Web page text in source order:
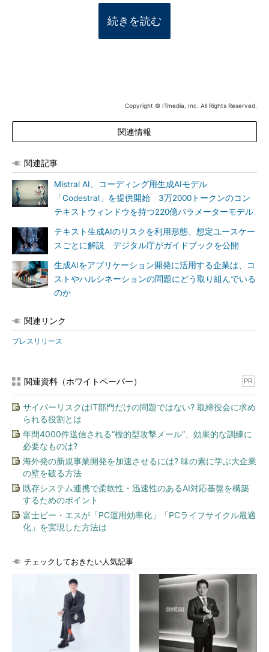
続きを読む
Copyright © ITmedia, Inc. All Rights Reserved.
関連情報
関連記事
Mistral AI、コーディング用生成AIモデル
「Codestral」を提供開始 3万2000トークンのコン
テキストウィンドウを持つ220億パラメーターモデル
テキスト生成AIのリスクを利用形態、想定ユースケー
スごとに解説 デジタル庁がガイドブックを公開
生成AIをアプリケーション開発に活用する企業は、コ
ストやハルシネーションの問題にどう取り組んでいる
のか
関連リンク
プレスリリース
関連資料（ホワイトペーパー） PR
サイバーリスクはIT部門だけの問題ではない? 取締役会に求め
られる役割とは
年間4000件送信される“標的型攻撃メール”、効果的な訓練に
必要なものは?
海外発の新規事業開発を加速させるには? 味の素に学ぶ大企業
の壁を破る方法
既存システム連携で柔軟性・迅速性のあるAI対応基盤を構築
するためのポイント
富士ピー・エスが「PC運用効率化」「PCライフサイクル最適
化」を実現した方法は
チェックしておきたい人気記事